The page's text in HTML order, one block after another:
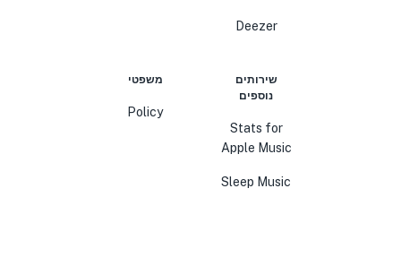
Deezer
שירותים
נוספים
Stats for
Apple Music
Sleep Music
משפטי
Policy